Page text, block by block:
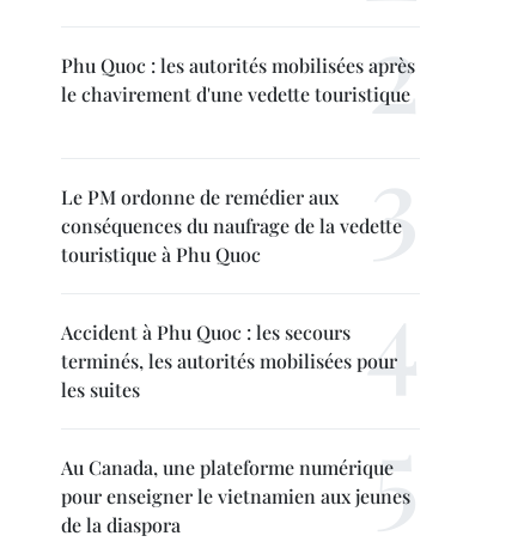
Phu Quoc : les autorités mobilisées après
le chavirement d'une vedette touristique
Le PM ordonne de remédier aux
conséquences du naufrage de la vedette
touristique à Phu Quoc
Accident à Phu Quoc : les secours
terminés, les autorités mobilisées pour
les suites
Au Canada, une plateforme numérique
pour enseigner le vietnamien aux jeunes
de la diaspora